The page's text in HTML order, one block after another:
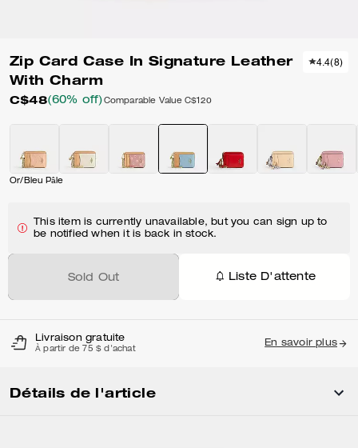
Zip Card Case In Signature Leather
With Charm
C$48(60% off) Comparable Value C$120
4.4(8)
Or/Bleu Pâle
This item is currently unavailable, but you can sign up to
be notified when it is back in stock.
Sold Out Liste D'attente
Livraison gratuite
À partir de 75 $ d'achat
En savoir plus
Détails de l'article